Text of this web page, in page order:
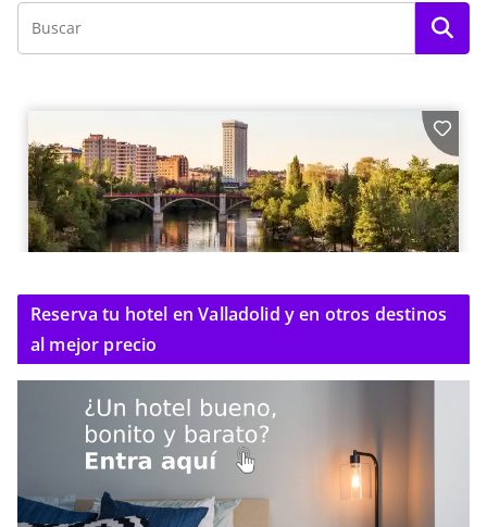
Reserva tu hotel en Valladolid y en otros destinos
al mejor precio